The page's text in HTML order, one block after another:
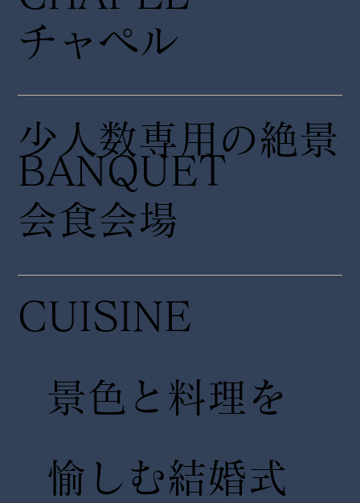
CUISINE
景色と料理を
愉しむ結婚式
チャペル
少人数専用の絶景
会食会場
​BANQUET